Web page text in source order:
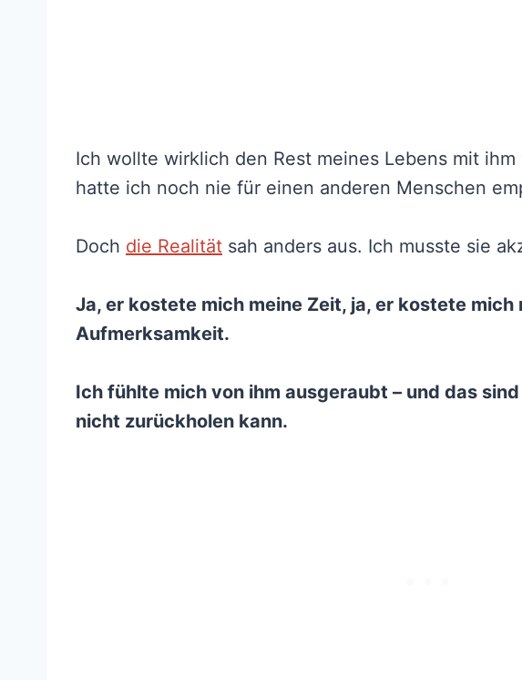
Ich wollte wirklich den Rest meines Lebens mit
hatte ich noch nie für einen anderen Menschen
Doch die Realität sah anders aus. Ich musste sie
Ja, er kostete mich meine Zeit, ja, er kostete mich
Aufmerksamkeit.
Ich fühlte mich von ihm ausgeraubt – und das
nicht zurückholen kann.